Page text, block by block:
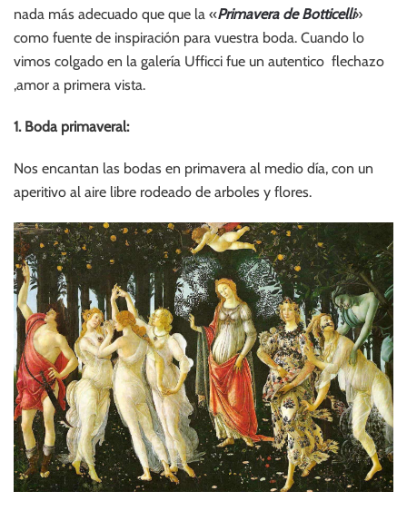
nada más adecuado que que la «Primavera de Botticelli»
como fuente de inspiración para vuestra boda. Cuando lo
vimos colgado en la galería Ufficci fue un autentico flechazo
,amor a primera vista.
1. Boda primaveral:
Nos encantan las bodas en primavera al medio día, con un
aperitivo al aire libre rodeado de arboles y flores.